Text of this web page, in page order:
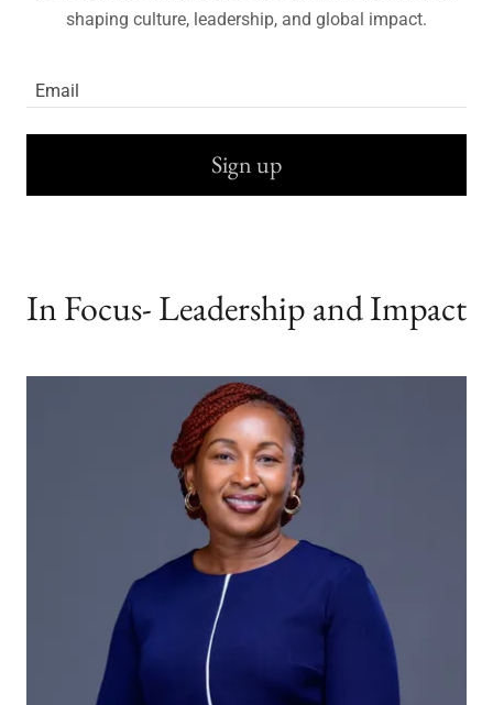
shaping culture, leadership, and global impact.
Email
Sign up
In Focus- Leadership and Impact